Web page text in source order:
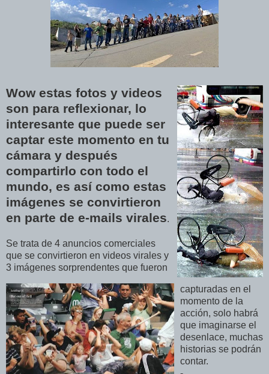
Wow estas fotos y videos
son para reflexionar, lo
interesante que puede ser
captar este momento en tu
cámara y después
compartirlo con todo el
mundo, es así como estas
imágenes se convirtieron
en parte de e-mails virales.
Se trata de 4 anuncios comerciales
que se convirtieron en videos virales y
3 imágenes sorprendentes que fueron
capturadas en el
momento de la
acción, solo habrá
que imaginarse el
desenlace, muchas
historias se podrán
contar.